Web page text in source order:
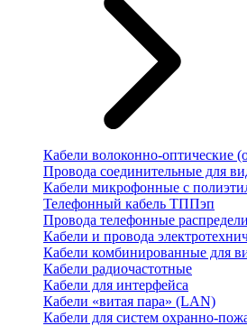
Кабели волоконно-оптические
Провода соединительные для
Кабели микрофонные с
Телефонный кабель ТППэп
Провода телефонные
Кабели и провода
Кабели комбинированные для
Кабели радиочастотные
Кабели для интерфейса
Кабели «витая пара» (LAN)
Кабели для систем охранно-